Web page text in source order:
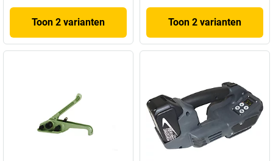
Toon 2 varianten Toon 2 varianten